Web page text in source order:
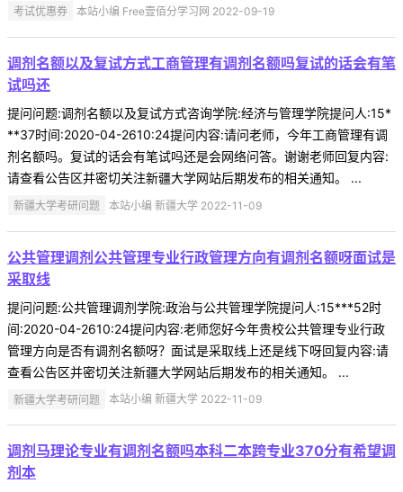
考试优惠券 本站小编 Free壹佰分学习网 2022-09-19
调剂名额以及复试方式工商管理有调剂名额吗复试的话会有笔
试吗还
提问问题:调剂名额以及复试方式咨询学院:经济与管理学院提问人:15*
**37时间:2020-04-2610:24提问内容:请问老师，今年工商管理有调
剂名额吗。复试的话会有笔试吗还是会网络问答。谢谢老师回复内容:
请查看公告区并密切关注新疆大学网站后期发布的相关通知。 ...
新疆大学考研问题 本站小编 新疆大学 2022-11-09
公共管理调剂公共管理专业行政管理方向有调剂名额呀面试是
采取线
提问问题:公共管理调剂学院:政治与公共管理学院提问人:15***52时
间:2020-04-2610:24提问内容:老师您好今年贵校公共管理专业行政
管理方向是否有调剂名额呀？面试是采取线上还是线下呀回复内容:请
查看公告区并密切关注新疆大学网站后期发布的相关通知。 ...
新疆大学考研问题 本站小编 新疆大学 2022-11-09
调剂马理论专业有调剂名额吗本科二本跨专业370分有希望调
剂本